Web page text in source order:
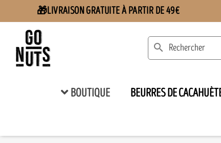
🎁LIVRAISON GRATUITE À PARTIR DE 49€
search
BOUTIQUE BEURRES DE